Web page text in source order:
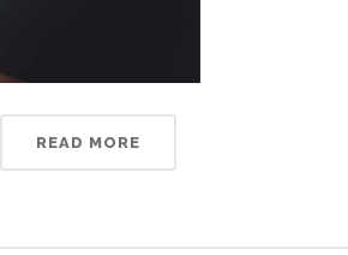
READ MORE